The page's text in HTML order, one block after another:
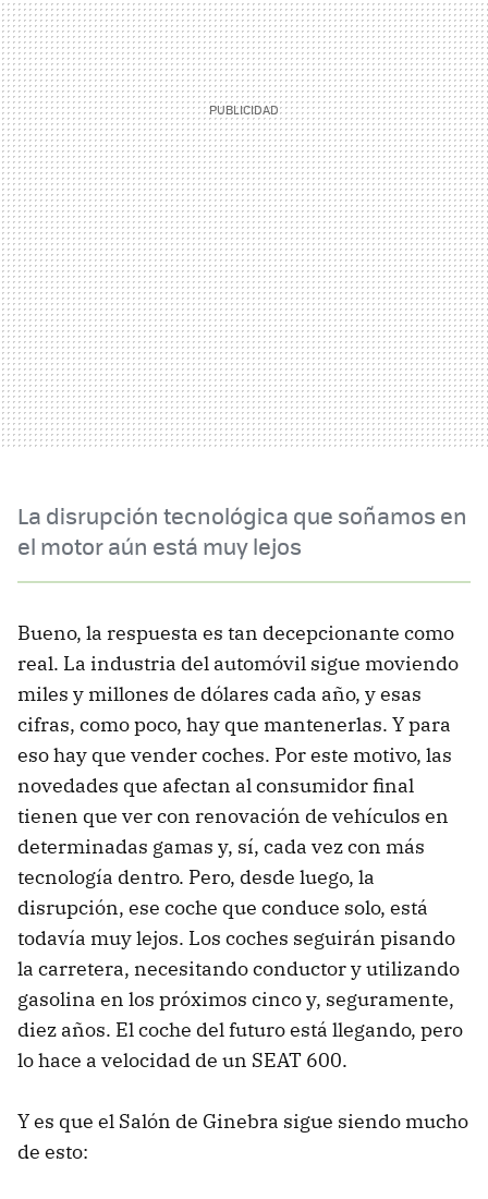
La disrupción tecnológica que soñamos en
el motor aún está muy lejos
Bueno, la respuesta es tan decepcionante como
real. La industria del automóvil sigue moviendo
miles y millones de dólares cada año, y esas
cifras, como poco, hay que mantenerlas. Y para
eso hay que vender coches. Por este motivo, las
novedades que afectan al consumidor final
tienen que ver con renovación de vehículos en
determinadas gamas y, sí, cada vez con más
tecnología dentro. Pero, desde luego, la
disrupción, ese coche que conduce solo, está
todavía muy lejos. Los coches seguirán pisando
la carretera, necesitando conductor y utilizando
gasolina en los próximos cinco y, seguramente,
diez años. El coche del futuro está llegando, pero
lo hace a velocidad de un SEAT 600.
Y es que el Salón de Ginebra sigue siendo mucho
de esto: